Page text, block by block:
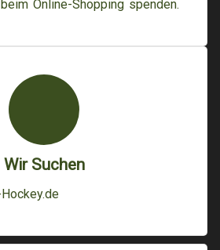
Online-Shopping spenden.
Wir Suchen